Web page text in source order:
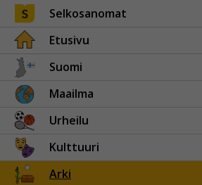
Selkosanomat
Etusivu
Suomi
Maailma
Urheilu
Kulttuuri
Arki